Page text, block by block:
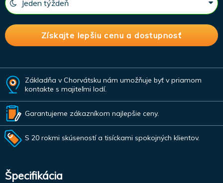
Základňa v Chorvátsku nám umožňuje byť v priamom
kontakte s majiteľmi lodí.
Garantujeme zákazníkom najlepšie ceny.
S 20 rokmi skúseností a tisíckami spokojných klientov.
Špecifikácia